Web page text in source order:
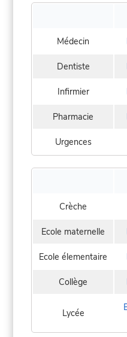
Médecin
Dentiste
Infirmier
Pharmacie
Urgences
Crèche
Ecole maternelle
Ecole élementaire
Collège
Lycée